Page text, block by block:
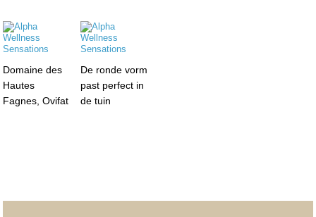
Domaine des
Hautes
Fagnes, Ovifat
De ronde vorm
past perfect in
de tuin